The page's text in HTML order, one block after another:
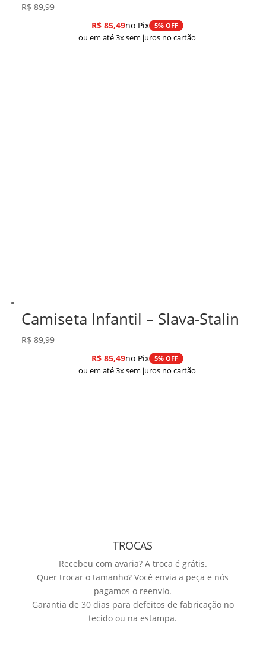
R$ 89,99
R$85,49no Pix 5% OFF
ou em até 3x sem juros no cartão
Camiseta Infantil – Slava-Stalin
R$ 89,99
R$85,49no Pix 5% OFF
ou em até 3x sem juros no cartão
TROCAS
Recebeu com avaria? A troca é grátis.
Quer trocar o tamanho? Você envia a peça e nós
pagamos o reenvio.
Garantia de 30 dias para defeitos de fabricação no
tecido ou na estampa.